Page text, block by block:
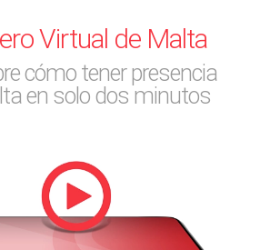
Virtual de Malta
cómo tener presencia
en solo dos minutos